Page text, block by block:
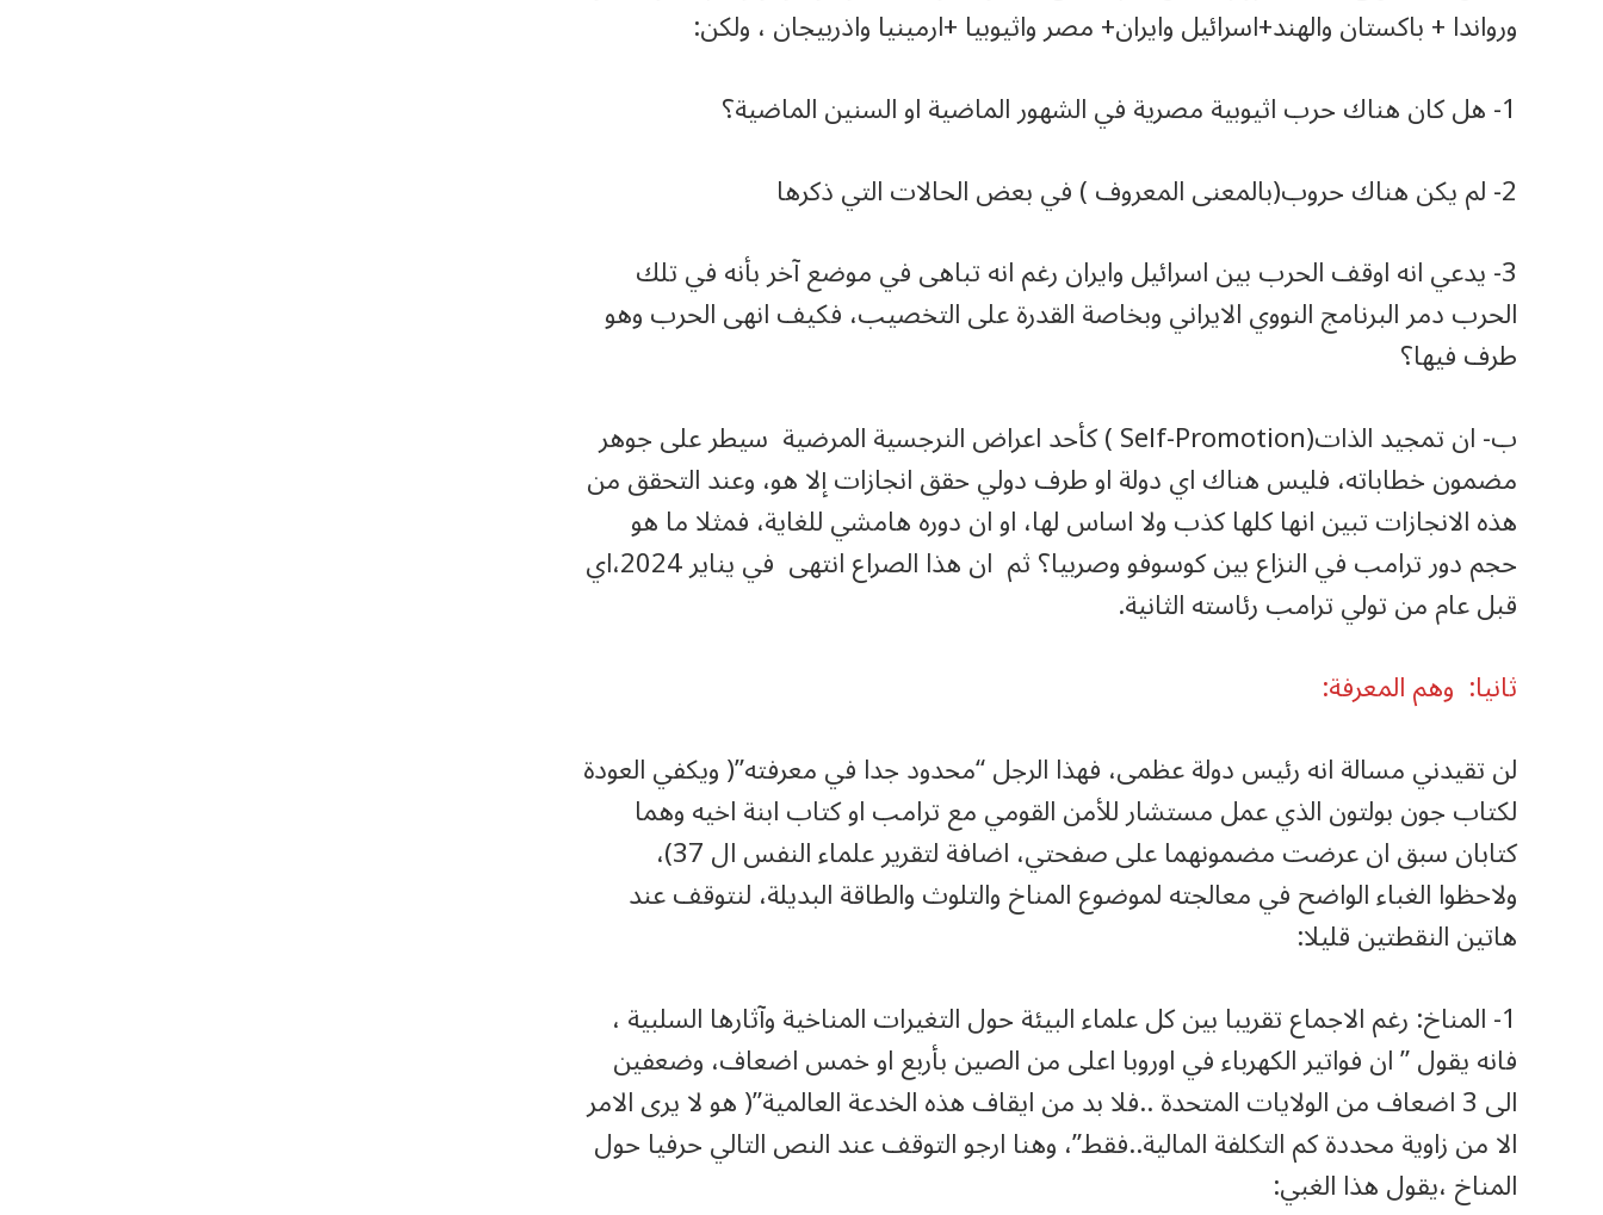
ورواندا + باكستان والهند+اسرائيل وايران+ مصر واثيوبيا +ارمينيا واذربيجان ، ولكن:
1- هل كان هناك حرب اثيوبية مصرية في الشهور الماضية او السنين الماضية؟
2- لم يكن هناك حروب(بالمعنى المعروف ) في بعض الحالات التي ذكرها
3- يدعي انه اوقف الحرب بين اسرائيل وايران رغم انه تباهى في موضع آخر بأنه في تلك
الحرب دمر البرنامج النووي الايراني وبخاصة القدرة على التخصيب، فكيف انهى الحرب وهو
طرف فيها؟
ب‌- ان تمجيد الذات(Self-Promotion ) كأحد اعراض النرجسية المرضية سيطر على جوهر
مضمون خطاباته، فليس هناك اي دولة او طرف دولي حقق انجازات إلا هو، وعند التحقق من
هذه الانجازات تبين انها كلها كذب ولا اساس لها، او ان دوره هامشي للغاية، فمثلا ما هو
حجم دور ترامب في النزاع بين كوسوفو وصربيا؟ ثم ان هذا الصراع انتهى في يناير 2024،اي
قبل عام من تولي ترامب رئاسته الثانية.
ثانيا: وهم المعرفة:
لن تقيدني مسالة انه رئيس دولة عظمى، فهذا الرجل “محدود جدا في معرفته”( ويكفي العودة
لكتاب جون بولتون الذي عمل مستشار للأمن القومي مع ترامب او كتاب ابنة اخيه وهما
كتابان سبق ان عرضت مضمونهما على صفحتي، اضافة لتقرير علماء النفس ال 37)،
ولاحظوا الغباء الواضح في معالجته لموضوع المناخ والتلوث والطاقة البديلة، لنتوقف عند
هاتين النقطتين قليلا:
1- المناخ: رغم الاجماع تقريبا بين كل علماء البيئة حول التغيرات المناخية وآثارها السلبية ،
فانه يقول ” ان فواتير الكهرباء في اوروبا اعلى من الصين بأربع او خمس اضعاف، وضعفين
الى 3 اضعاف من الولايات المتحدة ..فلا بد من ايقاف هذه الخدعة العالمية”( هو لا يرى الامر
الا من زاوية محددة كم التكلفة المالية..فقط”، وهنا ارجو التوقف عند النص التالي حرفيا حول
المناخ ،يقول هذا الغبي: